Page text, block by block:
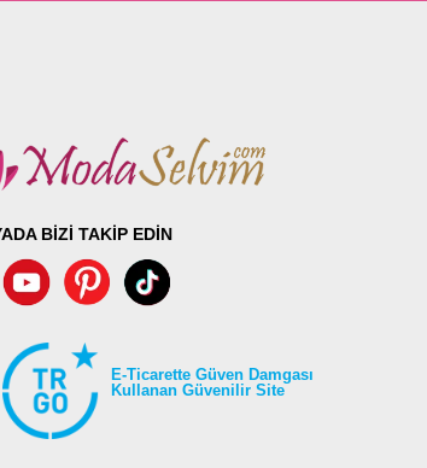
BİZİ TAKİP EDİN
E-Ticarette Güven Damgası
Kullanan Güvenilir Site